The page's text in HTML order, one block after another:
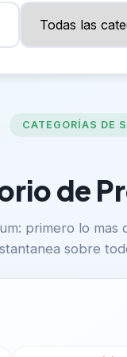
CATEGORÍAS DE
de
primero lo mas
sobre